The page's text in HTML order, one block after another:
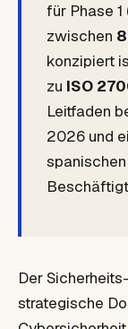
für Phase
zwischen
konzipiert
zu ISO
Leitfaden
2026 und
Der
strategische